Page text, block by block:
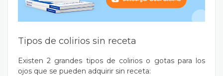
Tipos de colirios sin receta
Existen 2 grandes tipos de colirios o gotas para los
ojos que se pueden adquirir sin receta: